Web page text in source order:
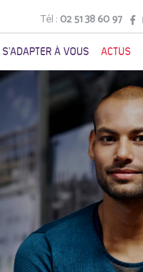
Tél :02 51 38 60 97
S'ADAPTER À VOUS ACTUS